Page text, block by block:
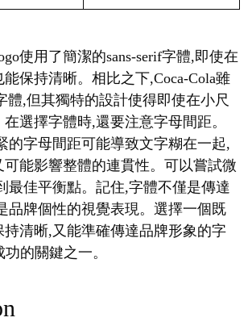
使用了簡潔的sans-serif字體,即使在
保持清晰。相比之下,Coca-Cola雖
體,但其獨特的設計使得即使在小尺
選擇字體時,還要注意字母間距。
的字母間距可能導致文字糊在一起,
能影響整體的連貫性。可以嘗試微
最佳平衡點。記住,字體不僅是傳達
品牌個性的視覺表現。選擇一個既
清晰,又能準確傳達品牌形象的字
的關鍵之一。